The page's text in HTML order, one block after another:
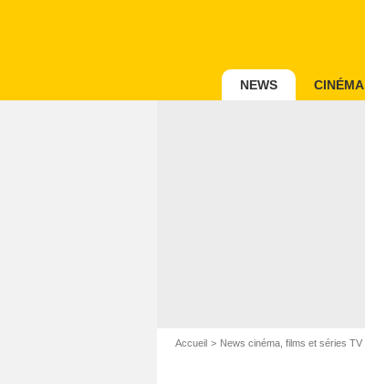
NEWS CINÉMA
Accueil News cinéma, films et séries TV